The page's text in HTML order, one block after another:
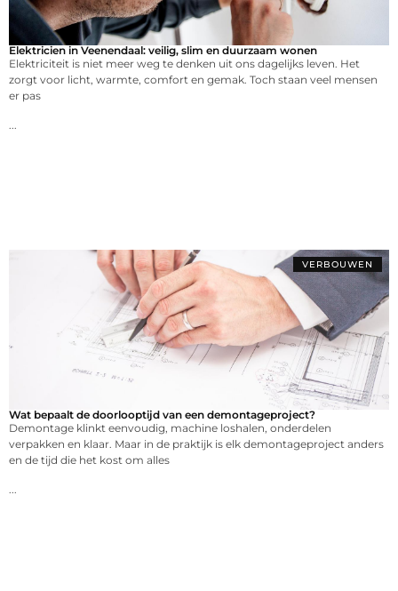
Elektricien in Veenendaal: veilig, slim en duurzaam wonen
Elektriciteit is niet meer weg te denken uit ons dagelijks leven. Het
zorgt voor licht, warmte, comfort en gemak. Toch staan veel mensen
er pas
VERBOUWEN
Wat bepaalt de doorlooptijd van een demontageproject?
Demontage klinkt eenvoudig, machine loshalen, onderdelen
verpakken en klaar. Maar in de praktijk is elk demontageproject anders
en de tijd die het kost om alles